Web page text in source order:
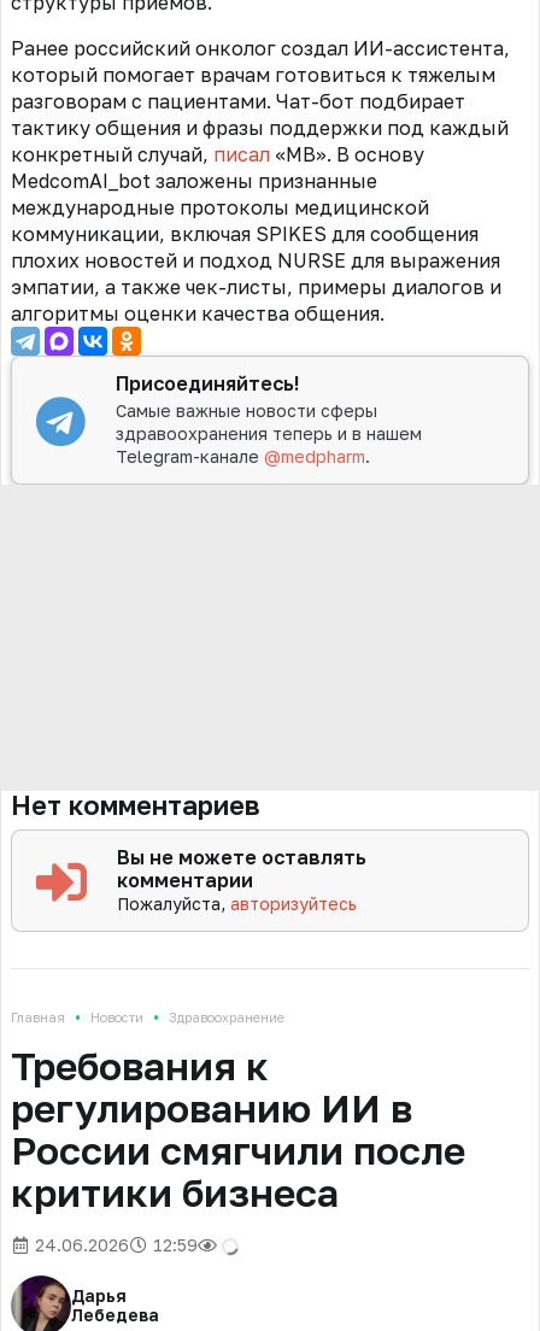
Ранее российский онколог создал ИИ-ассистента,
который помогает врачам готовиться к тяжелым
разговорам с пациентами. Чат-бот подбирает
тактику общения и фразы поддержки под каждый
конкретный случай, писал «МВ». В основу
MedcomAI_bot заложены признанные
международные протоколы медицинской
коммуникации, включая SPIKES для сообщения
плохих новостей и подход NURSE для выражения
эмпатии, а также чек-листы, примеры диалогов и
алгоритмы оценки качества общения.
Присоединяйтесь!
Самые важные новости сферы
здравоохранения теперь и в нашем
Telegram-канале@medpharm.
Нет комментариев
Вы не можете оставлять
комментарии
Пожалуйста,авторизуйтесь
Главная • Новости • Здравоохранение
Требования к
регулированию ИИ в
России смягчили после
критики бизнеса
24.06.2026 12:59
Дарья
Лебедева